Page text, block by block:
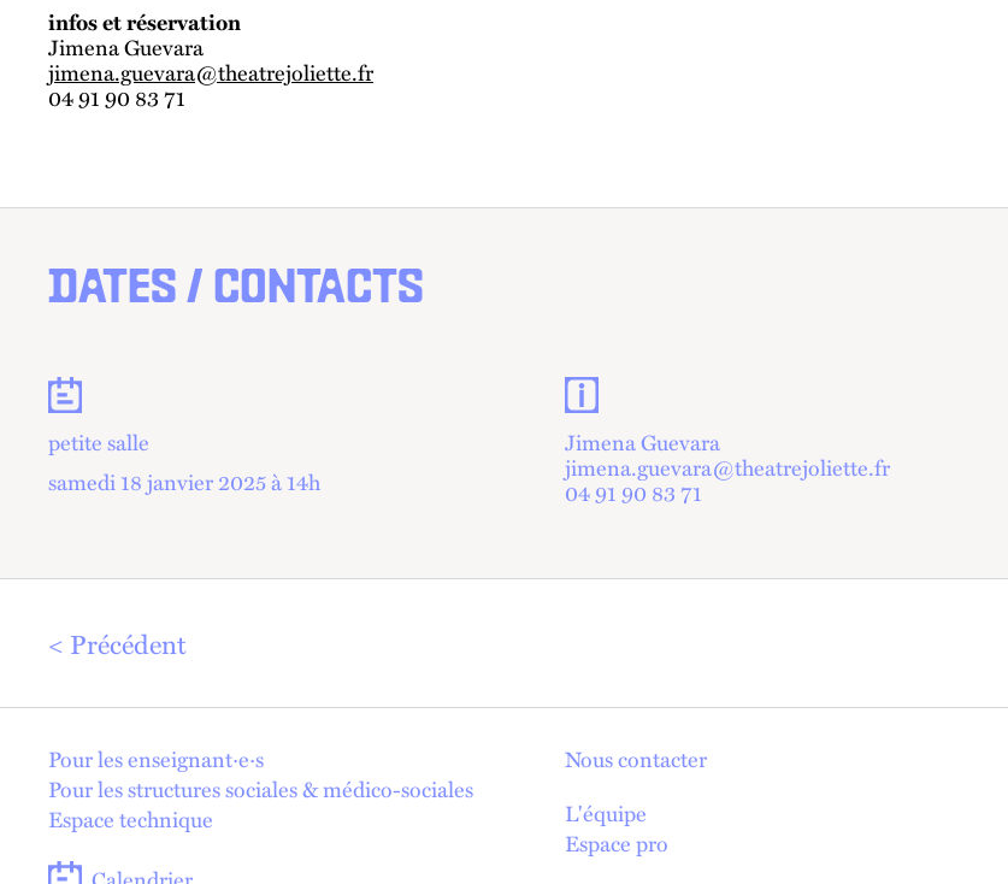
infos et réservation
Jimena Guevara
jimena.guevara@theatrejoliette.fr
04 91 90 83 71
DATES / CONTACTS
Dates
petite salle
samedi 18 janvier 2025 à 14h
Contacts et informations pratiques
Jimena Guevara
jimena.guevara@theatrejoliette.fr
04 91 90 83 71
Précédent
En 1 click !
Pour les enseignant·e·s
Pour les structures sociales & médico-sociales
Espace technique
Nous contacter
L'équipe
Espace pro